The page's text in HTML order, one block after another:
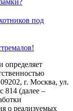
под
определяет
г. Москва, ул.
814 (далее –
о реализуемых